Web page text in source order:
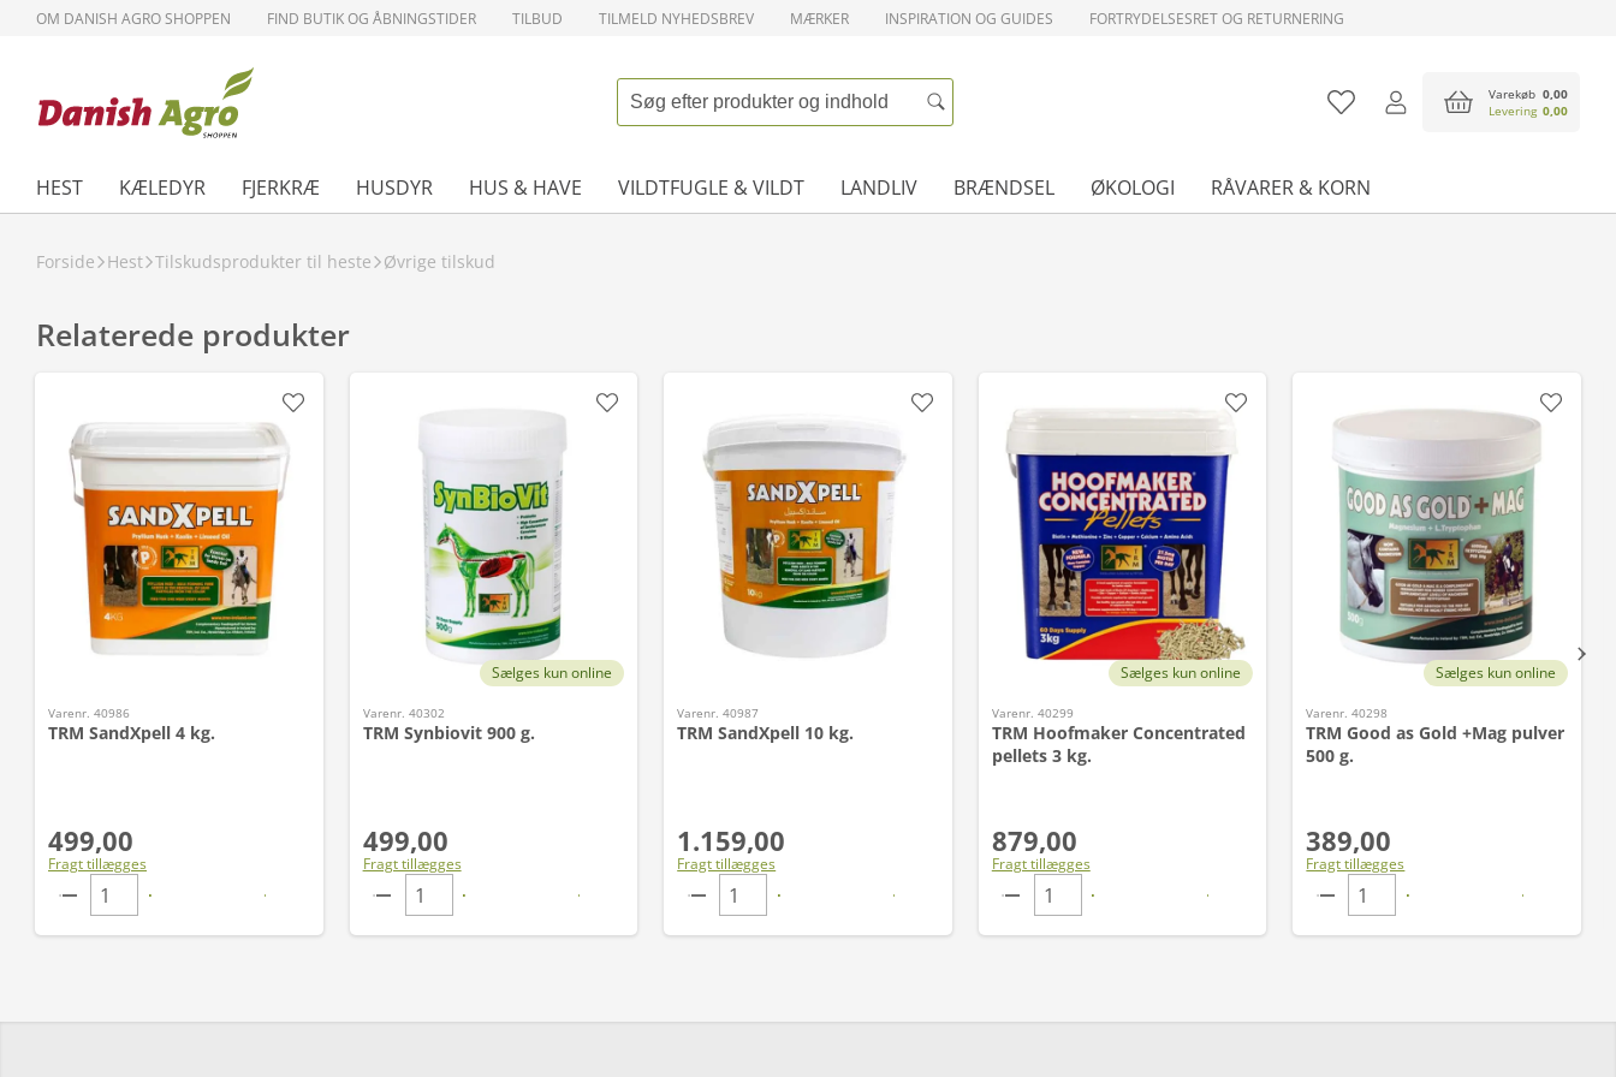
OM DANISH AGRO SHOPPEN FIND BUTIK OG ÅBNINGSTIDER TILBUD TILMELD NYHEDSBREV MÆRKER INSPIRATION OG GUIDES FORTRYDELSESRET OG RETURNERING
Varekøb 0,00
Levering 0,00
HEST KÆLEDYR FJERKRÆ HUSDYR HUS & HAVE VILDTFUGLE & VILDT LANDLIV BRÆNDSEL ØKOLOGI RÅVARER & KORN
Forside Hest Tilskudsprodukter til heste Øvrige tilskud
Relaterede produkter
Varenr. 40986
TRM SandXpell 4 kg.
499,00
Fragt tillægges
Sælges kun online
Varenr. 40302
TRM Synbiovit 900 g.
499,00
Fragt tillægges
Varenr. 40987
TRM SandXpell 10 kg.
1.159,00
Fragt tillægges
Sælges kun online
Varenr. 40299
TRM Hoofmaker Concentrated
pellets 3 kg.
879,00
Fragt tillægges
Sælges kun online
Varenr. 40298
TRM Good as Gold +Mag pulver
500 g.
389,00
Fragt tillægges